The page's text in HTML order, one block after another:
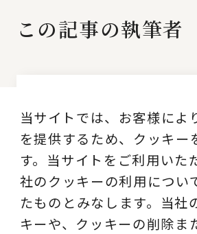
この記事の執筆者
上
経営管理事業部
マネージングディレクター
当サイトでは、お客様によ
を提供するため、クッキー
す。当サイトをご利用いた
社のクッキーの利用につい
たものとみなします。当社
キーや、クッキーの削除ま